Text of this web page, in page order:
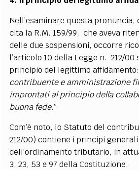
Nell’esaminare questa pronuncia,
cita la R.M. 159/99, che aveva
delle due sospensioni, occorre
l’articolo 10 della Legge n. 212/00
principio del legittimo affidamento:
contribuente e amministrazione
improntati al principio della
buona fede.”
Com’è noto, lo Statuto del
212/00) contiene i principi
dell’ordinamento tributario, in
3, 23, 53 e 97 della Costituzione.